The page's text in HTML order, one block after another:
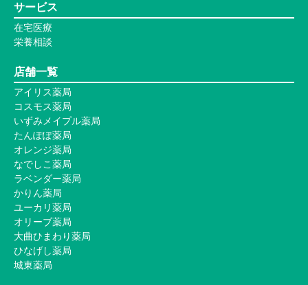
サービス
在宅医療
栄養相談
店舗一覧
アイリス薬局
コスモス薬局
いずみメイプル薬局
たんぽぽ薬局
オレンジ薬局
なでしこ薬局
ラベンダー薬局
かりん薬局
ユーカリ薬局
オリーブ薬局
大曲ひまわり薬局
ひなげし薬局
城東薬局